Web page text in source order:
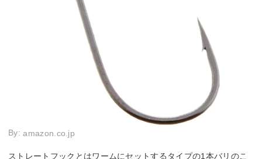
By:amazon.co.jp
ストレートフックとはワームにセットするタイプの1本バリのこ